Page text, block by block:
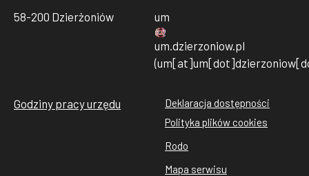
58-200 Dzierżoniów um
um dzierzoniow. pl
Godziny pracy urzędu
Stopka
rodo
cookies
Deklaracja dostępności
Polityka plików cookies
Rodo
Mapa serwisu